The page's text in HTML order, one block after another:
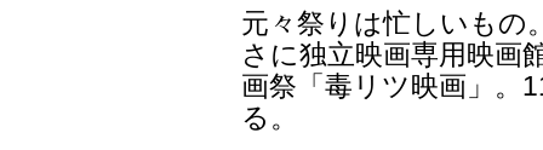
元々祭りは忙しいもの
さに独立映画専用映画
画祭「毒リツ映画」。
る。